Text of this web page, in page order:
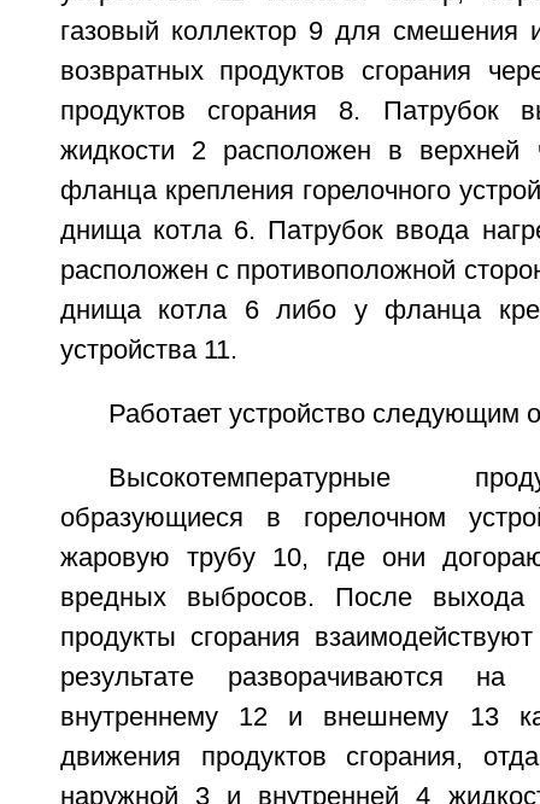
газовый коллектор 9 для смешения
возвратных продуктов сгорания
продуктов сгорания 8. Патрубок
жидкости 2 расположен в верхней
фланца крепления горелочного
днища котла 6. Патрубок ввода
расположен с противоположной
днища котла 6 либо у фланца
устройства 11.
Работает устройство следующим
Высокотемпературные
образующиеся в горелочном
жаровую трубу 10, где они
вредных выбросов. После
продукты сгорания
результате разворачиваются
внутреннему 12 и внешнему 13
движения продуктов сгорания,
наружной 3 и внутренней 4